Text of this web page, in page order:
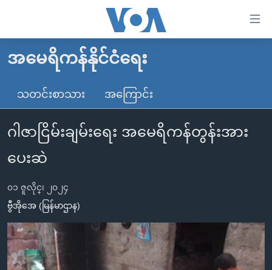
လွယ်ကူ
သည့်
Link
များ
ပင်မ
သို့
ကျော်
ကြည့်
ရန်
ပင်မ
မူလစာမျက်နှာ
ကမ္ဘာ့သတင်းများ
နိုင်ငံတကာ
အမေရိကန်
အစ္စရေး-ပါလက်စတိုင်း
ဗွီဒီယို
သတင်းလွတ်လပ်ခွင့်
အင်္ဂလိပ်စာလေ့လာမယ်
မကြေးမုံရဲ့ အင်္ဂလိပ်စာ
ရုပ်ရှင်ထဲက အင်္ဂလိပ်စာ
ရေဒီယို
တီဗွီ
ရေဒီယိုနှင့်ရုပ်သံ အချက်အလက်များ
ရေဒီယို/တီဗွီအစီအစဉ်
အမေရိကန်နိုင်ငံရေး
သတင်းစာသား အကြောင်း
ဂါဇာငြိမ်းချမ်းရေး အမေရိကန်တွန်းအား
ပေးဆဲ
၀၁ ဇူလိုင္၊ ၂၀၂၄
ဗွီအိုအေ (မြန်မာဌာန)